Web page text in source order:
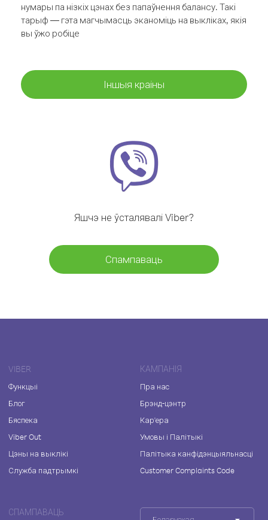
нумары па нізкіх цэнах без папаўнення балансу. Такі
тарыф — гэта магчымасць эканоміць на выкліках, якія
вы ўжо робіце
Іншыя краіны
Яшчэ не ўсталявалі Viber?
Спампаваць
VIBER
Функцыі
Блог
Бяспека
Viber Out
Цэны на выклікі
Служба падтрымкі
КАМПАНІЯ
Пра нас
Брэнд-цэнтр
Кар'ера
Умовы і Палітыкі
Палітыка канфідэнцыяльнасці
Customer Complaints Code
СПАМПАВАЦЬ